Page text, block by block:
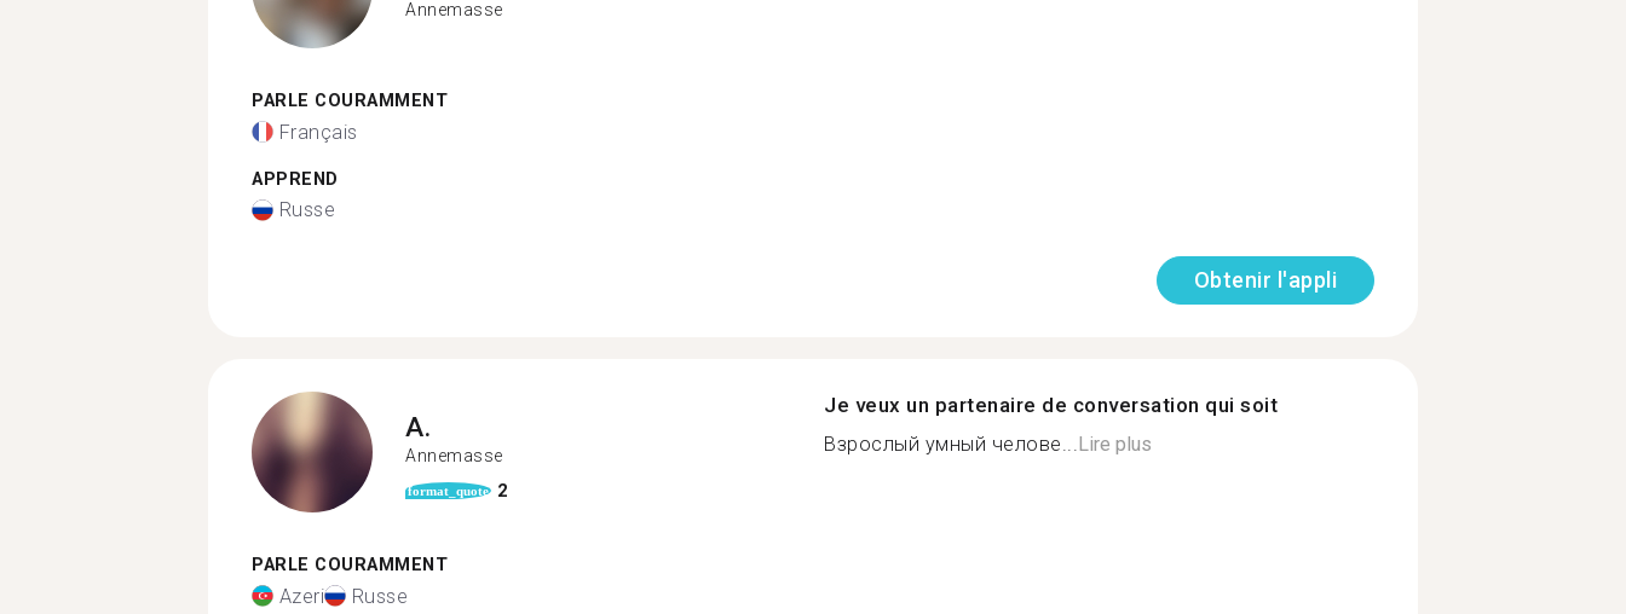
Annemasse
PARLE COURAMMENT
Français
APPREND
Russe
Obtenir l'appli
A.
Annemasse
format_quote 2
PARLE COURAMMENT
Azeri Russe
Je veux un partenaire de conversation qui soit
Взрослый умный челове...Lire plus